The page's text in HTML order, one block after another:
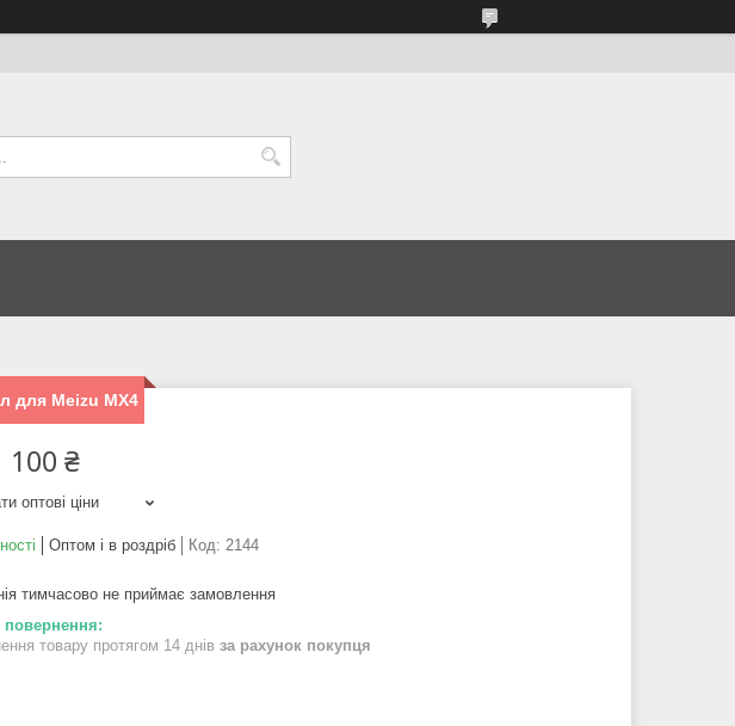
для Meizu MX4
100 ₴
оптові ціни
Оптом і в роздріб Код: 2144
тимчасово не приймає замовлення
товару протягом 14 днів за рахунок покупця